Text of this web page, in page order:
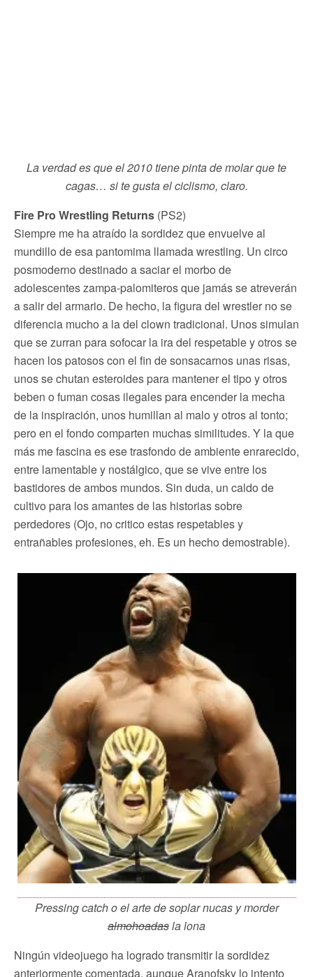
La verdad es que el 2010 tiene pinta de molar que te
cagas… si te gusta el ciclismo, claro.
Fire Pro Wrestling Returns (PS2)
Siempre me ha atraído la sordidez que envuelve al
mundillo de esa pantomima llamada wrestling. Un circo
posmoderno destinado a saciar el morbo de
adolescentes zampa-palomiteros que jamás se atreverán
a salir del armario. De hecho, la figura del wrestler no se
diferencia mucho a la del clown tradicional. Unos simulan
que se zurran para sofocar la ira del respetable y otros se
hacen los patosos con el fin de sonsacarnos unas risas,
unos se chutan esteroides para mantener el tipo y otros
beben o fuman cosas ilegales para encender la mecha
de la inspiración, unos humillan al malo y otros al tonto;
pero en el fondo comparten muchas similitudes. Y la que
más me fascina es ese trasfondo de ambiente enrarecido,
entre lamentable y nostálgico, que se vive entre los
bastidores de ambos mundos. Sin duda, un caldo de
cultivo para los amantes de las historias sobre
perdedores (Ojo, no critico estas respetables y
entrañables profesiones, eh. Es un hecho demostrable).
Pressing catch o el arte de soplar nucas y morder
almohoadasla lona
Ningún videojuego ha logrado transmitir la sordidez
anteriormente comentada, aunque Aranofsky lo intento